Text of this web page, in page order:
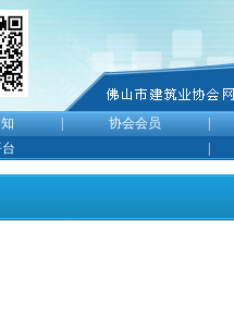
协会会员